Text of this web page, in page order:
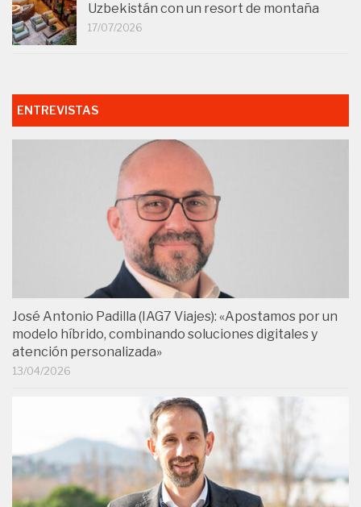
Uzbekistán con un resort de montaña
17/07/2026
ENTREVISTAS
José Antonio Padilla (IAG7 Viajes): «Apostamos por un
modelo híbrido, combinando soluciones digitales y
atención personalizada»
13/04/2026